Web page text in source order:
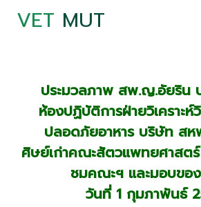
VET MUT
ประมวลภาพ สพ.ญ.อัยริน
ห้องปฏิบัติการฝ่ายวิเคราะห์
ปลอดภัยอาหาร บริษัท สห
ศิษย์เก่าคณะสัตวแพทยศาสตร์
ชมคณะฯ และมอบขอ
วันที่ 1 กุมภาพันธ์